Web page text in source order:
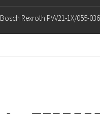
Bosch Rexroth PVV21-1X/055-